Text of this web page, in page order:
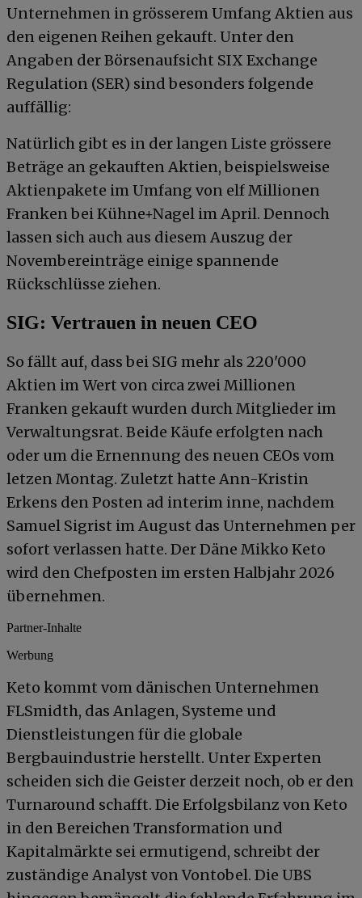
Unternehmen in grösserem Umfang Aktien aus
den eigenen Reihen gekauft. Unter den
Angaben der Börsenaufsicht SIX Exchange
Regulation (SER) sind besonders folgende
auffällig:
Natürlich gibt es in der langen Liste grössere
Beträge an gekauften Aktien, beispielsweise
Aktienpakete im Umfang von elf Millionen
Franken bei Kühne+Nagel im April. Dennoch
lassen sich auch aus diesem Auszug der
Novembereinträge einige spannende
Rückschlüsse ziehen.
SIG: Vertrauen in neuen CEO
So fällt auf, dass bei SIG mehr als 220'000
Aktien im Wert von circa zwei Millionen
Franken gekauft wurden durch Mitglieder im
Verwaltungsrat. Beide Käufe erfolgten nach
oder um die Ernennung des neuen CEOs vom
letzen Montag. Zuletzt hatte Ann-Kristin
Erkens den Posten ad interim inne, nachdem
Samuel Sigrist im August das Unternehmen per
sofort verlassen hatte. Der Däne Mikko Keto
wird den Chefposten im ersten Halbjahr 2026
übernehmen.
Partner-Inhalte
Werbung
Keto kommt vom dänischen Unternehmen
FLSmidth, das Anlagen, Systeme und
Dienstleistungen für die globale
Bergbauindustrie herstellt. Unter Experten
scheiden sich die Geister derzeit noch, ob er den
Turnaround schafft. Die Erfolgsbilanz von Keto
in den Bereichen Transformation und
Kapitalmärkte sei ermutigend, schreibt der
zuständige Analyst von Vontobel. Die UBS